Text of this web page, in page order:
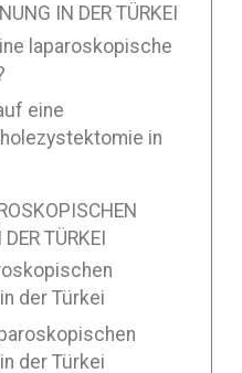
IN DER TÜRKEI
laparoskopische
eine
in
TÜRKEI
der Türkei
der Türkei